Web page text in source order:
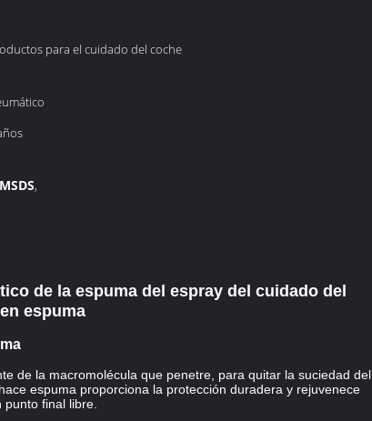
para el cuidado del coche
,
de la espuma del espray del cuidado del
espuma
de la macromolécula que penetre, para quitar la suciedad del
espuma proporciona la protección duradera y rejuvenece
final libre.